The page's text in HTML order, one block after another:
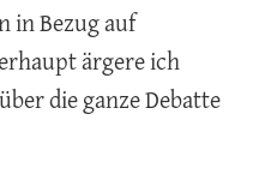
in Bezug auf
ärgere ich
die ganze Debatte